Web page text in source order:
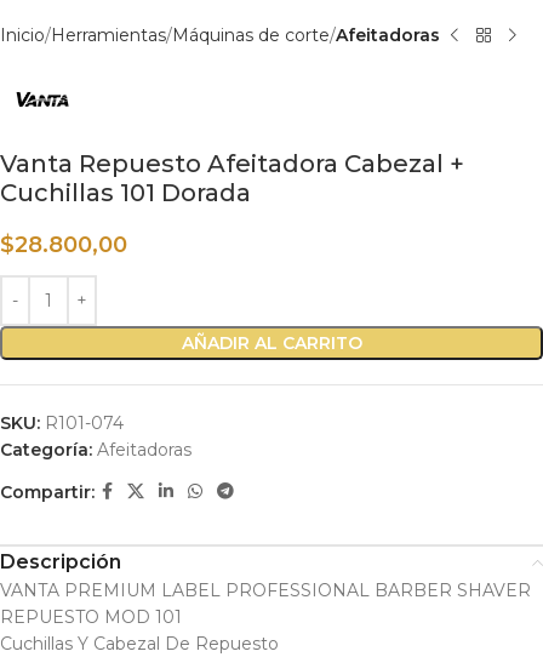
Inicio Herramientas Máquinas de corte Afeitadoras
Vanta Repuesto Afeitadora Cabezal +
Cuchillas 101 Dorada
$28.800,00
AÑADIR AL CARRITO
SKU: R101-074
Categoría: Afeitadoras
Compartir:
Descripción
VANTA PREMIUM LABEL PROFESSIONAL BARBER SHAVER
REPUESTO MOD 101
Cuchillas Y Cabezal De Repuesto